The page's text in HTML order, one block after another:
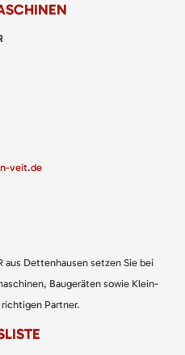
veit.de
aus Dettenhausen setzen Sie bei
Baugeräten sowie Klein-
Partner.